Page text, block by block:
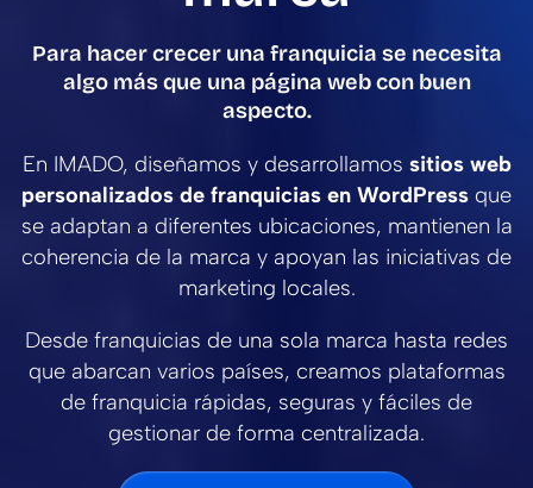
Para hacer crecer una franquicia se necesita
algo más que una página web con buen
aspecto.
En IMADO, diseñamos y desarrollamos sitios web
personalizados de franquicias en WordPress que
se adaptan a diferentes ubicaciones, mantienen la
coherencia de la marca y apoyan las iniciativas de
marketing locales.
Desde franquicias de una sola marca hasta redes
que abarcan varios países, creamos plataformas
de franquicia rápidas, seguras y fáciles de
gestionar de forma centralizada.